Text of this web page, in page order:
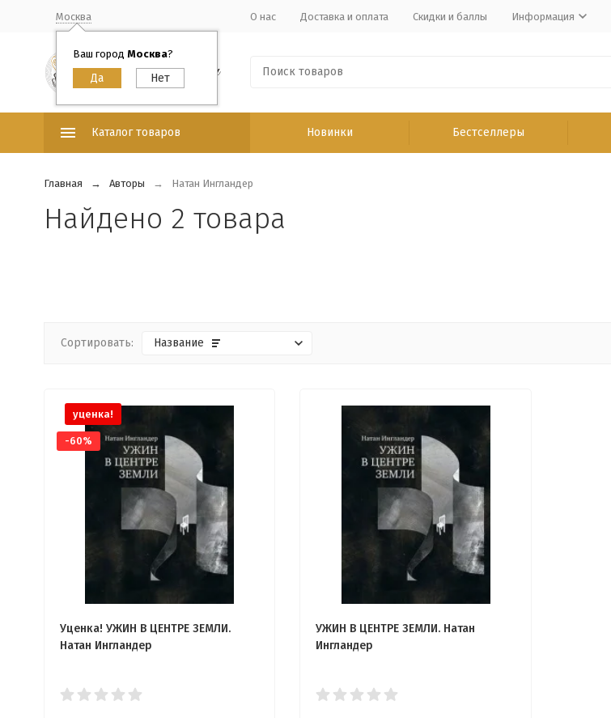
Москва
Ваш город Москва?
О нас Доставка и оплата Скидки и баллы Информация
Каталог товаров Новинки Бестселлеры
Главная Авторы Натан Ингландер
Найдено 2 товара
Сортировать: Название
уценка!
-60%
Уценка! УЖИН В ЦЕНТРЕ ЗЕМЛИ.
Натан Ингландер
УЖИН В ЦЕНТРЕ ЗЕМЛИ. Натан
Ингландер